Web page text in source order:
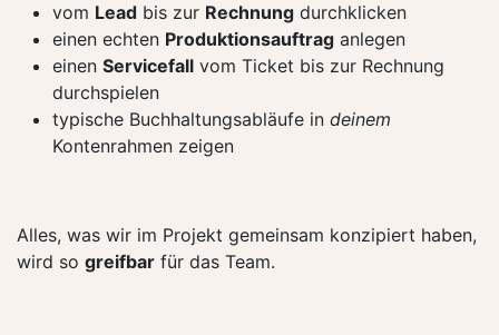
vom Lead bis zur Rechnung durchklicken
einen echten Produktionsauftrag anlegen
einen Servicefall vom Ticket bis zur Rechnung
durchspielen
typische Buchhaltungsabläufe in deinem
Kontenrahmen zeigen
Alles, was wir im Projekt gemeinsam konzipiert haben,
wird so greifbar für das Team.